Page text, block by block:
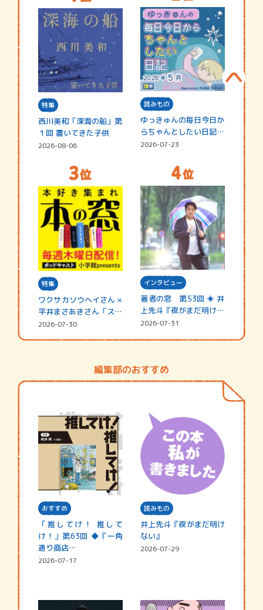
特集
西川美和「深海の船」第
１回 置いてきた子供
2026-08-06
読みもの
ゆっきゅんの毎日今日か
らちゃんとしたい日記
☆202…
2026-07-23
特集
ワクサカソウヘイさん ×
平井まさあきさん「スペ
シャ…
2026-07-30
インタビュー
著者の窓 第53回 ◈ 井
上先斗『夜がまだ明けな
い』
2026-07-31
編集部のおすすめ
おすすめ
「推してけ！ 推して
け！」第63回 ◆『一角
通り商店…
2026-07-17
読みもの
井上先斗『夜がまだ明け
ない』
2026-07-29